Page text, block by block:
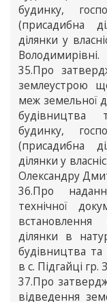
будинку,
(присадибна
ділянки у
Володимирівні.
35.Про
землеустрою
меж земельної
будівництва
будинку,
(присадибна
ділянки у
Олександру
36.Про
технічної
ділянки в
будівництва та
в с. Підгайці гр.
37.Про
відведення